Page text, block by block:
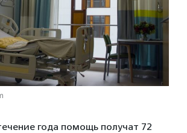
года помощь получат 72